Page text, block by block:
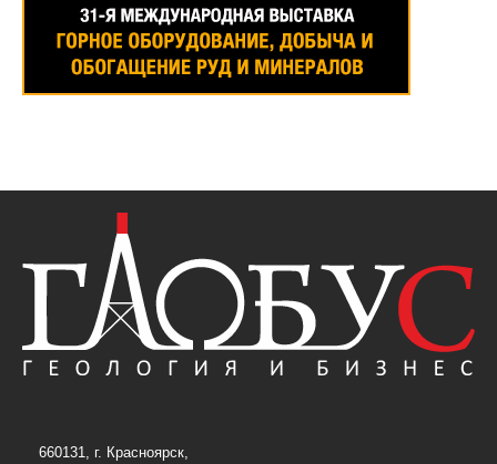
660131, г. Красноярск,